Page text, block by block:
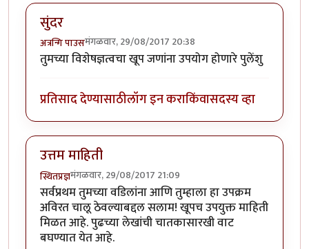
सुंदर
अत्रन्गि पाउसमंगळवार, 29/08/2017 20:38
तुमच्या विशेषज्ञत्वचा खूप जणांना उपयोग होणारे पुलेंशु
प्रतिसाद देण्यासाठीलॉग इन कराकिंवासदस्य व्हा
उत्तम माहिती
स्थितप्रज्ञमंगळवार, 29/08/2017 21:09
सर्वप्रथम तुमच्या वडिलांना आणि तुम्हाला हा उपक्रम
अविरत चालू ठेवल्याबद्दल सलाम! खूपच उपयुक्त माहिती
मिळत आहे. पुढच्या लेखांची चातकासारखी वाट
बघण्यात येत आहे.